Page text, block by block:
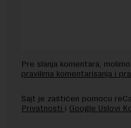
Pre slanja komentara,
pravilima komentarisanja i
Sajt je zaštićen pomocu
Privatnosti i Google Uslovi